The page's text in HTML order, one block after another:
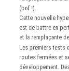
(bof !).
Cette nouvelle
est de battre en
et la remplaçante
Les premiers tests
routes fermées et
développement.